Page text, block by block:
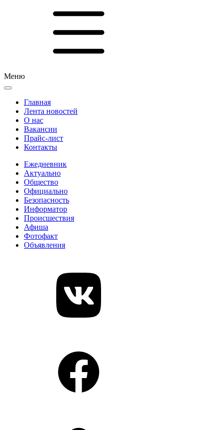
Меню
Главная
Лента новостей
О нас
Вакансии
Прайс-лист
Контакты
Ежедневник
Актуально
Общество
Официально
Безопасность
Информатор
Происшествия
Афиша
Фотофакт
Объявления